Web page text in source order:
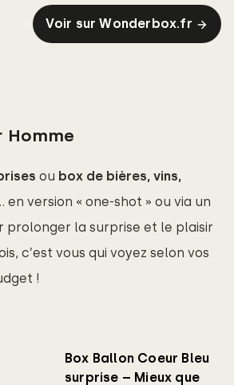
Voir sur Wonderbox.fr
Homme
ou box de bières, vins,
en version « one-shot » ou via un
prolonger la surprise et le plaisir
c’est vous qui voyez selon vos
!
Box Ballon Coeur Bleu
surprise – Mieux que